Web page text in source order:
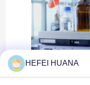
HEFEI HUANA